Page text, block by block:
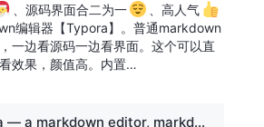
、源码界面合二为一
、高人气
编辑器【Typora】。普通markdown
一边看源码一边看界面。这个可以直
效果，颜值高。内置…
Typora — a markdown editor, markdown reader.